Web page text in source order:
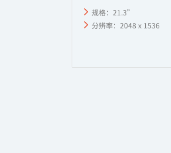
规格：21.3”
分辨率：2048 x 1536